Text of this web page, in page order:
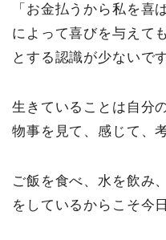
「お金払うから私を喜
によって喜びを与えて
とする認識が少ないです
生きていることは自分
物事を見て、感じて、
ご飯を食べ、水を飲み
をしているからこそ今